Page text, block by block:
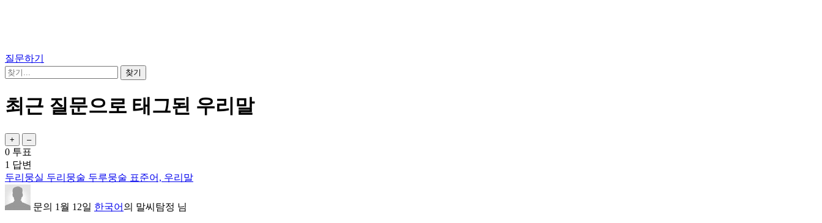
질문하기
최근 질문으로 태그된 우리말
0 투표
1 답변
두리뭉실 두리뭉술 두루뭉술 표준어, 우리말
문의 1월 12일 한국어 의 말씨탐정 님